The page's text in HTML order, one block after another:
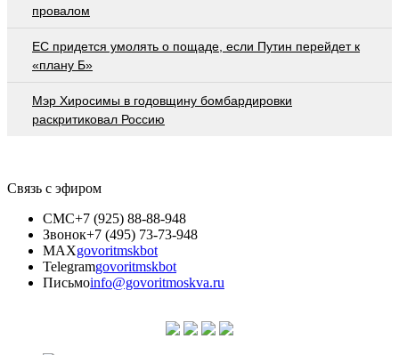
провалом
EC придется умолять о пощаде, если Путин перейдет к
«плану Б»
Мэр Хиросимы в годовщину бомбардировки
раскритиковал Россию
Связь с эфиром
СМС+7 (925) 88-88-948
Звонок+7 (495) 73-73-948
MAXgovoritmskbot
Telegramgovoritmskbot
Письмоinfo@govoritmoskva.ru